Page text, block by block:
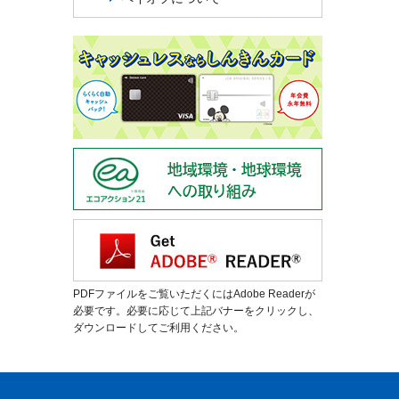
PDFファイルをご覧いただくにはAdobe Readerが
必要です。必要に応じて上記バナーをクリックし、
ダウンロードしてご利用ください。